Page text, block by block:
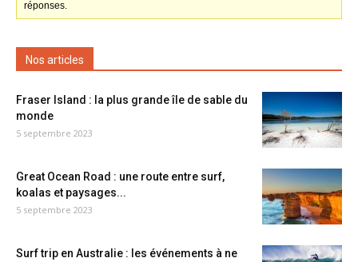
réponses.
Nos articles
Fraser Island : la plus grande île de sable du
monde
5 septembre 2023
Great Ocean Road : une route entre surf,
koalas et paysages...
5 septembre 2023
Surf trip en Australie : les événements à ne